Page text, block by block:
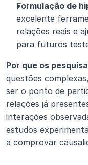
Formulação de
excelente
relações reais e
para futuros
Por que os
questões
ser o ponto de
relações já
interações
estudos
a comprovar